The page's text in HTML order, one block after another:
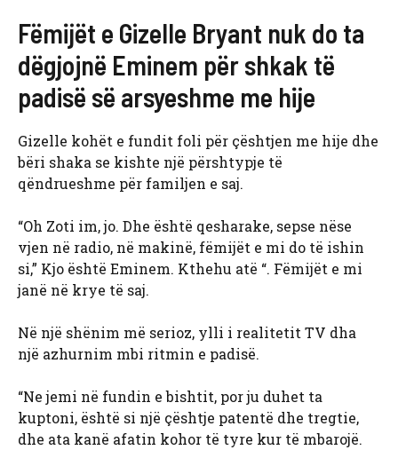
Fëmijët e Gizelle Bryant nuk do ta
dëgjojnë Eminem për shkak të
padisë së arsyeshme me hije
Gizelle kohët e fundit foli për çështjen me hije dhe
bëri shaka se kishte një përshtypje të
qëndrueshme për familjen e saj.
“Oh Zoti im, jo. Dhe është qesharake, sepse nëse
vjen në radio, në makinë, fëmijët e mi do të ishin
si,” Kjo është Eminem. Kthehu atë “. Fëmijët e mi
janë në krye të saj.
Në një shënim më serioz, ylli i realitetit TV dha
një azhurnim mbi ritmin e padisë.
“Ne jemi në fundin e bishtit, por ju duhet ta
kuptoni, është si një çështje patentë dhe tregtie,
dhe ata kanë afatin kohor të tyre kur të mbarojë.